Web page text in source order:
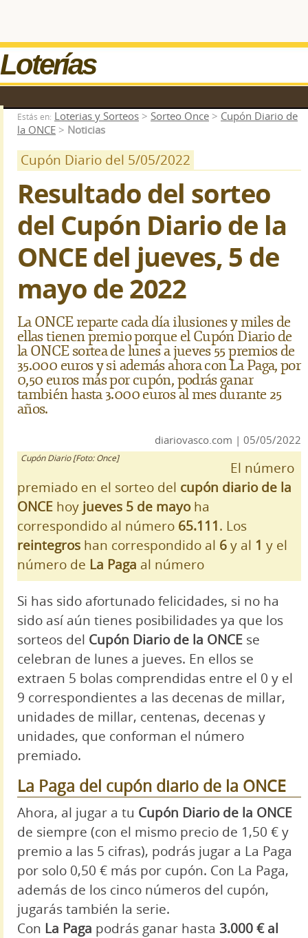
Loterías
Estás en: Loterias y Sorteos > Sorteo Once > Cupón Diario de
la ONCE > Noticias
Cupón Diario del 5/05/2022
Resultado del sorteo
del Cupón Diario de la
ONCE del jueves, 5 de
mayo de 2022
La ONCE reparte cada día ilusiones y miles de
ellas tienen premio porque el Cupón Diario de
la ONCE sortea de lunes a jueves 55 premios de
35.000 euros y si además ahora con La Paga, por
0,50 euros más por cupón, podrás ganar
también hasta 3.000 euros al mes durante 25
años.
diariovasco.com | 05/05/2022
Cupón Diario [Foto: Once]
El número
premiado en el sorteo del cupón diario de la
ONCE hoy jueves 5 de mayoha
correspondido al número 65.111. Los
reintegros han correspondido al 6y al 1 y el
número de La Paga al número
Si has sido afortunado felicidades, si no ha
sido así aún tienes posibilidades ya que los
sorteos del Cupón Diario de la ONCE se
celebran de lunes a jueves. En ellos se
extraen 5 bolas comprendidas entre el 0 y el
9 correspondientes a las decenas de millar,
unidades de millar, centenas, decenas y
unidades, que conforman el número
premiado.
La Paga del cupón diario de la ONCE
Ahora, al jugar a tu Cupón Diario de la ONCE
de siempre (con el mismo precio de 1,50 € y
premio a las 5 cifras), podrás jugar a La Paga
por solo 0,50 € más por cupón. Con La Paga,
además de los cinco números del cupón,
jugarás también la serie.
Con La Paga podrás ganar hasta 3.000 € al